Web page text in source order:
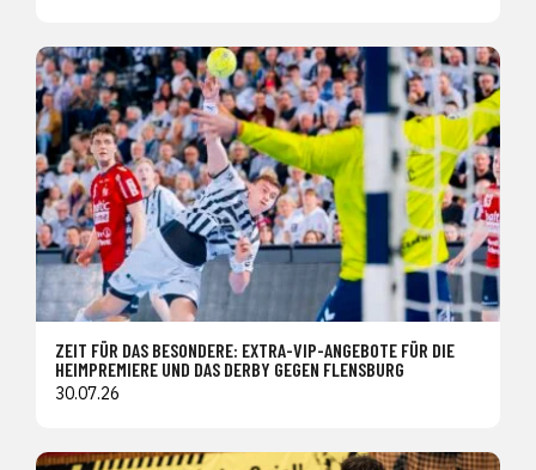
ZEIT FÜR DAS BESONDERE: EXTRA-VIP-ANGEBOTE FÜR DIE
HEIMPREMIERE UND DAS DERBY GEGEN FLENSBURG
30.07.26